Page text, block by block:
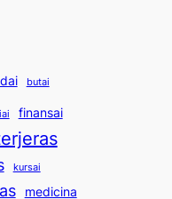
butai
finansai
kursai
medicina